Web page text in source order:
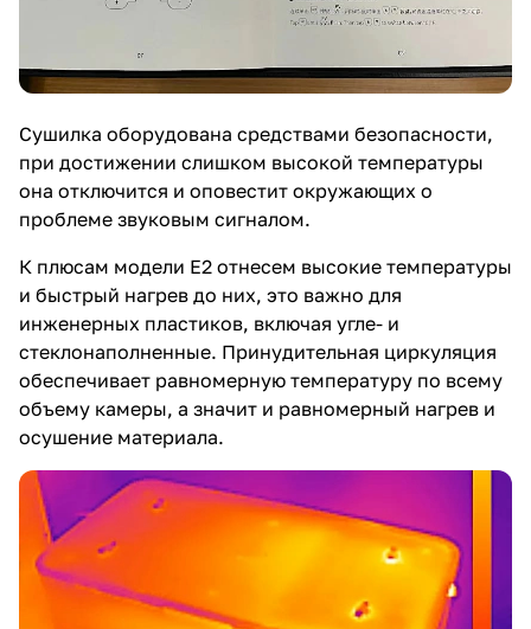
Сушилка оборудована средствами безопасности,
при достижении слишком высокой температуры
она отключится и оповестит окружающих о
проблеме звуковым сигналом.
К плюсам модели E2 отнесем высокие температуры
и быстрый нагрев до них, это важно для
инженерных пластиков, включая угле- и
стеклонаполненные. Принудительная циркуляция
обеспечивает равномерную температуру по всему
объему камеры, а значит и равномерный нагрев и
осушение материала.